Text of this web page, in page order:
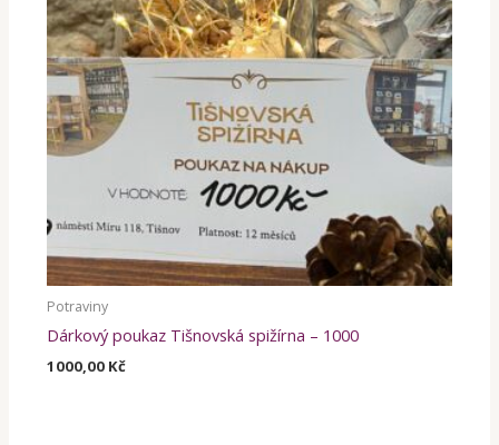
Potraviny
Dárkový poukaz Tišnovská spižírna – 1000
1000,00 Kč